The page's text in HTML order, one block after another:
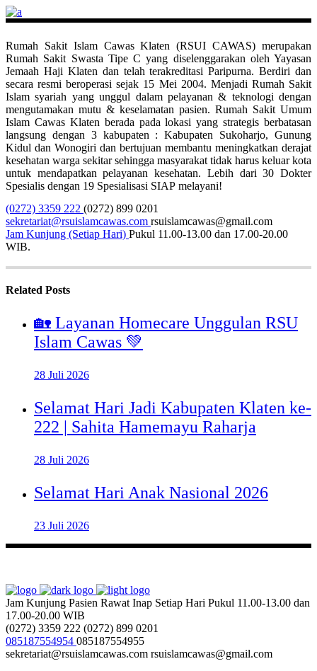
Rumah Sakit Islam Cawas Klaten (RSUI CAWAS) merupakan
Rumah Sakit Swasta Tipe C yang diselenggarakan oleh Yayasan
Jemaah Haji Klaten dan telah terakreditasi Paripurna. Berdiri dan
secara resmi beroperasi sejak 15 Mei 2004. Menjadi Rumah Sakit
Islam syariah yang unggul dalam pelayanan & teknologi dengan
mengutamakan mutu & keselamatan pasien. Rumah Sakit Umum
Islam Cawas Klaten berada pada lokasi yang strategis berbatasan
langsung dengan 3 kabupaten : Kabupaten Sukoharjo, Gunung
Kidul dan Wonogiri dan bertujuan membantu meningkatkan derajat
kesehatan warga sekitar sehingga masyarakat tidak harus keluar kota
untuk mendapatkan pelayanan kesehatan. Lebih dari 30 Dokter
Spesialis dengan 19 Spesialisasi SIAP melayani!
(0272) 3359 222 (0272) 899 0201
sekretariat@rsuislamcawas.com rsuislamcawas@gmail.com
Jam Kunjung (Setiap Hari) Pukul 11.00-13.00 dan 17.00-20.00
WIB.
Related Posts
🏡 Layanan Homecare Unggulan RSU
Islam Cawas 💚
28 Juli 2026
Selamat Hari Jadi Kabupaten Klaten ke-
222 | Sahita Hamemayu Raharja
28 Juli 2026
Selamat Hari Anak Nasional 2026
23 Juli 2026
Jam Kunjung Pasien Rawat Inap Setiap Hari Pukul 11.00-13.00 dan
17.00-20.00 WIB
(0272) 3359 222 (0272) 899 0201
085187554954 085187554955
sekretariat@rsuislamcawas.com rsuislamcawas@gmail.com